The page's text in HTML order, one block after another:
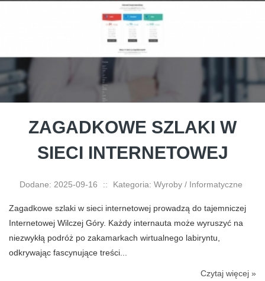
ZAGADKOWE SZLAKI W
SIECI INTERNETOWEJ
Dodane: 2025-09-16 :: Kategoria: Wyroby / Informatyczne
Zagadkowe szlaki w sieci internetowej prowadzą do tajemniczej
Internetowej Wilczej Góry. Każdy internauta może wyruszyć na
niezwykłą podróż po zakamarkach wirtualnego labiryntu,
odkrywając fascynujące treści...
Czytaj więcej »